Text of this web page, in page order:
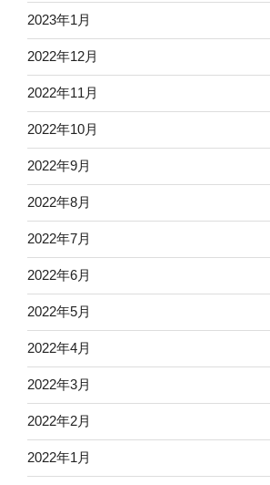
2023年1月
2022年12月
2022年11月
2022年10月
2022年9月
2022年8月
2022年7月
2022年6月
2022年5月
2022年4月
2022年3月
2022年2月
2022年1月